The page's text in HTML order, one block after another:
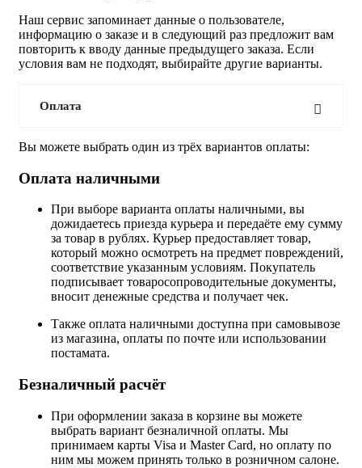
Наш сервис запоминает данные о пользователе,
информацию о заказе и в следующий раз предложит вам
повторить к вводу данные предыдущего заказа. Если
условия вам не подходят, выбирайте другие варианты.
Оплата
Вы можете выбрать один из трёх вариантов оплаты:
Оплата наличными
При выборе варианта оплаты наличными, вы
дожидаетесь приезда курьера и передаёте ему сумму
за товар в рублях. Курьер предоставляет товар,
который можно осмотреть на предмет повреждений,
соответствие указанным условиям. Покупатель
подписывает товаросопроводительные документы,
вносит денежные средства и получает чек.
Также оплата наличными доступна при самовывозе
из магазина, оплаты по почте или использовании
постамата.
Безналичный расчёт
При оформлении заказа в корзине вы можете
выбрать вариант безналичной оплаты. Мы
принимаем карты Visa и Master Card, но оплату по
ним мы можем принять только в розничном салоне.